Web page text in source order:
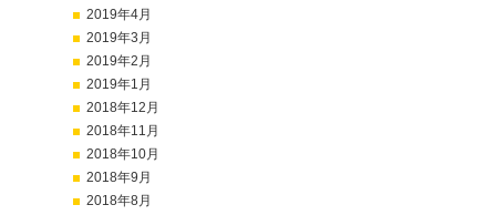
2019年4月
2019年3月
2019年2月
2019年1月
2018年12月
2018年11月
2018年10月
2018年9月
2018年8月